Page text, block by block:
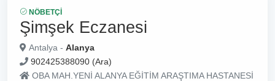
NÖBETÇI
Şimşek Eczanesi
Antalya - Alanya
902425388090 (Ara)
OBA MAH.YENİ ALANYA EĞİTİM ARAŞTIMA HASTANESİ